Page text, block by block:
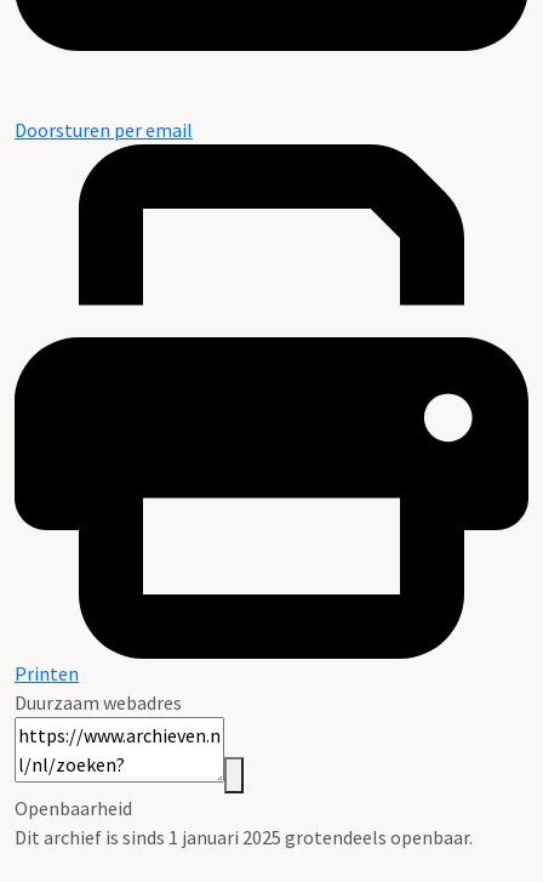
Doorsturen per email
Printen
Duurzaam webadres
Openbaarheid
Dit archief is sinds 1 januari 2025 grotendeels openbaar.